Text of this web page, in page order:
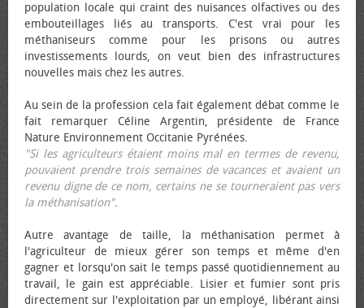
population locale qui craint des nuisances olfactives ou des
embouteillages liés au transports. C'est vrai pour les
méthaniseurs comme pour les prisons ou autres
investissements lourds, on veut bien des infrastructures
nouvelles mais chez les autres.
Au sein de la profession cela fait également débat comme le
fait remarquer Céline Argentin, présidente de France
Nature Environnement Occitanie Pyrénées.
"Si les agriculteurs étaient moins mal en termes de revenu,
pouvaient prendre trois semaines de vacances et avaient un
revenu digne de ce nom, certains ne se tourneraient pas vers
la méthanisation".
Autre avantage de taille, la méthanisation permet à
l'agriculteur de mieux gérer son temps et même d'en
gagner et lorsqu'on sait le temps passé quotidiennement au
travail, le gain est appréciable. Lisier et fumier sont pris
directement sur l'exploitation par un employé, libérant ainsi